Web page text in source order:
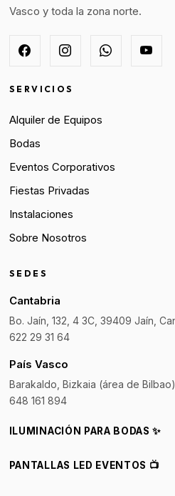
Vasco y toda la zona norte.
SERVICIOS
Alquiler de Equipos
Bodas
Eventos Corporativos
Fiestas Privadas
Instalaciones
Sobre Nosotros
SEDES
Cantabria
Bo. Jaín, 132, 4 3C, 39409 Jaín,
622 29 31 64
País Vasco
Barakaldo, Bizkaia (área de Bilbao)
648 161 894
ILUMINACIÓN PARA BODAS ✨
PANTALLAS LED EVENTOS 📺